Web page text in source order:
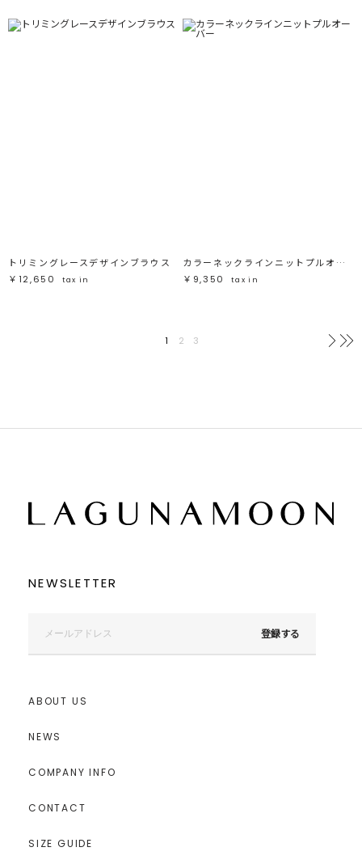
トリミングレースデザインブラウス
￥12,650
tax in
カラーネックラインニットプルオーバー
￥9,350
tax in
1 2 3 次へ
NEWSLETTER
登録する
ABOUT US
NEWS
COMPANY INFO
CONTACT
SIZE GUIDE